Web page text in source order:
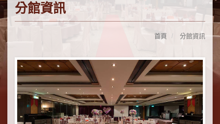
分館資訊
首頁 分館資訊